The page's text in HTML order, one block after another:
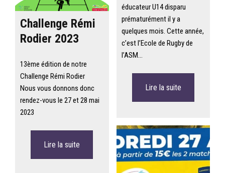
Challenge Rémi
Rodier 2023
13ème édition de notre
Challenge Rémi Rodier
Nous vous donnons donc
rendez-vous le 27 et 28 mai
2023
Lire la suite
éducateur U14 disparu
prématurément il y a
quelques mois. Cette année,
c’est l’Ecole de Rugby de
l’ASM…
Lire la suite